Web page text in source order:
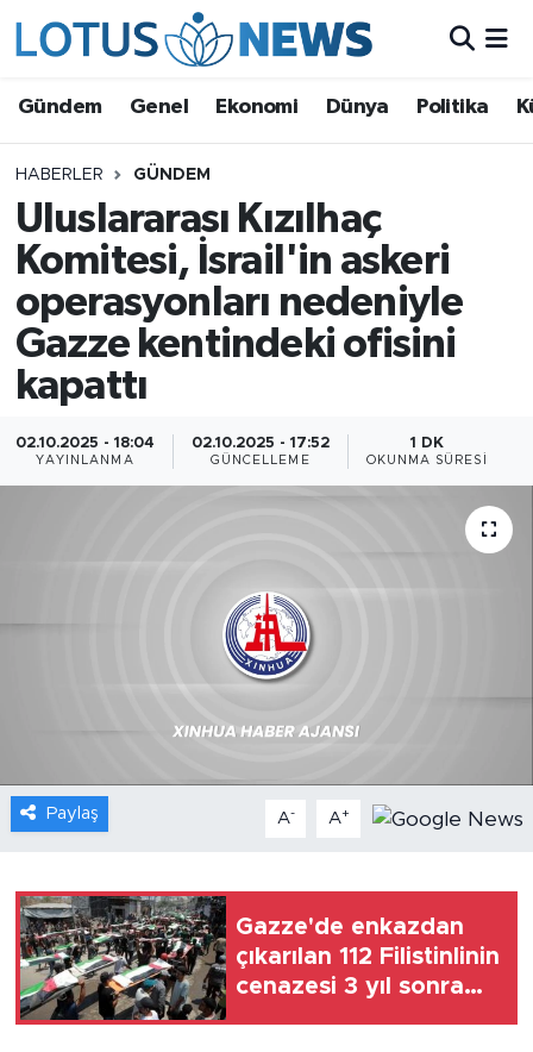
Gündem Genel Ekonomi Dünya Politika
HABERLER GÜNDEM
Uluslararası Kızılhaç
Komitesi, İsrail'in askeri
operasyonları nedeniyle
Gazze kentindeki ofisini
kapattı
02.10.2025 - 18:04
YAYINLANMA
02.10.2025 - 17:52
GÜNCELLEME
1 DK
OKUNMA SÜRESI
Paylaş A- A+
Gazze'de enkazdan
çıkarılan 112 Filistinlinin
cenazesi 3 yıl sonra
Ekonomi
Dünya
Politika
Kültür - Sanat ve Tarih
Yaşam
Bilim ve Teknoloji
Xinhua
Seyahat